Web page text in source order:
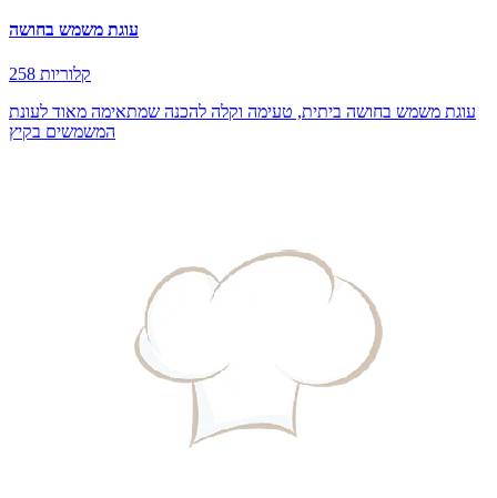
עוגת משמש בחושה
258 קלוריות
עוגת משמש בחושה ביתית, טעימה וקלה להכנה שמתאימה מאוד לעונת
המשמשים בקיץ